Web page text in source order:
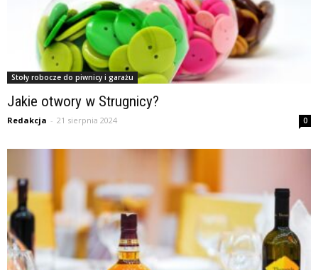
Stoły robocze do piwnicy i garażu
Jakie otwory w Strugnicy?
Redakcja - 21 sierpnia 2024 0